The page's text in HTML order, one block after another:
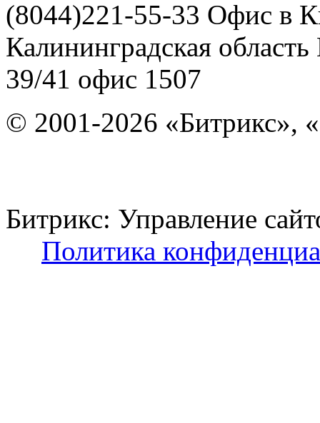
(8044)221-55-33 Офис в
Калининградская область
39/41 офис 1507
© 2001-2026 «Битрикс»,
Битрикс: Управление
Политика